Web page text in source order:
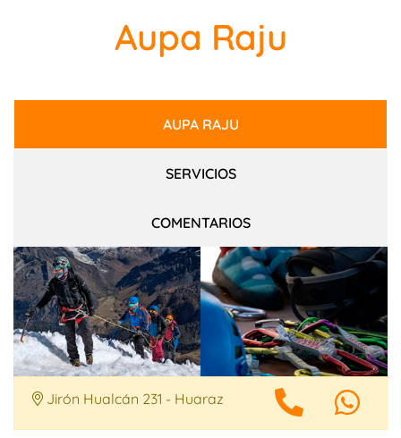
Aupa Raju
AUPA RAJU
SERVICIOS
COMENTARIOS
Jirón Hualcán 231 - Huaraz